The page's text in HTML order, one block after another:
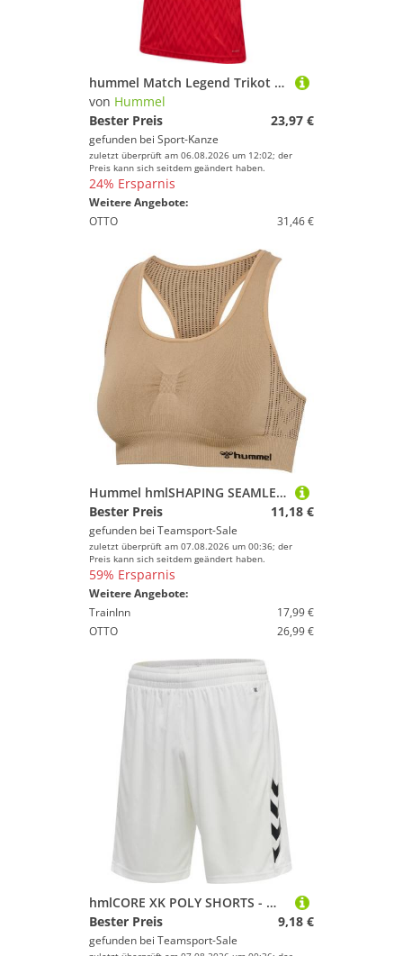
hummel Match Legend Trikot 233159 TRUE RED - Gr. 2XL
von Hummel
Bester Preis
23,97 €
gefunden bei Sport-Kanze
zuletzt überprüft am 06.08.2026 um 12:02; der
Preis kann sich seitdem geändert haben.
24% Ersparnis
Weitere Angebote:
OTTO
31,46 €
Hummel hmlSHAPING SEAMLESS SPORTS TOP - CURDS & WHEY - XS
Bester Preis
11,18 €
gefunden bei Teamsport-Sale
zuletzt überprüft am 07.08.2026 um 00:36; der
Preis kann sich seitdem geändert haben.
59% Ersparnis
Weitere Angebote:
TrainInn
17,99 €
OTTO
26,99 €
hmlCORE XK POLY SHORTS - WHITE - L
Bester Preis
9,18 €
gefunden bei Teamsport-Sale